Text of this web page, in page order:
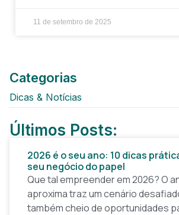
11 de setembro de 2025
Categorias
Dicas & Notícias
Últimos Posts:
2026 é o seu ano: 10 dicas
seu negócio do papel
Que tal empreender em 2026? O
aproxima traz um cenário
também cheio de oportunidades